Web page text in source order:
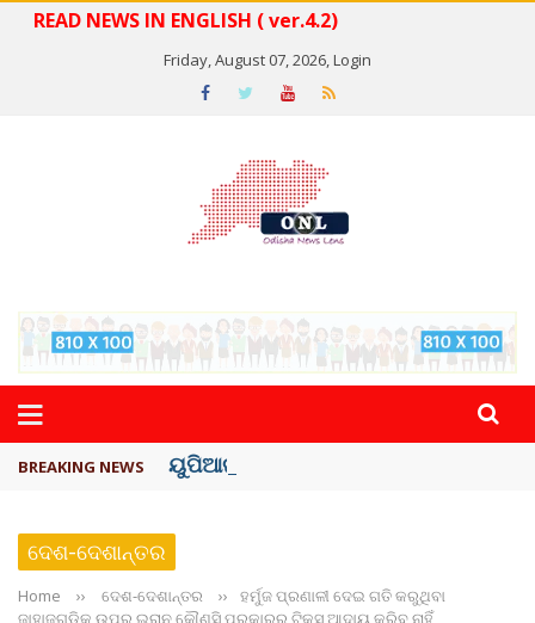
READ NEWS IN ENGLISH ( ver.4.2)
Friday, August 07, 2026,Login
BREAKING NEWS ୟୁପିଆଇ ଓ ଅନ୍ୟାନ୍ୟ ଡିଜିଟାଲ୍ ନେଣଦେଣ ...
ଦେଶ-ଦେଶାନ୍ତର
Home ›› ଦେଶ-ଦେଶାନ୍ତର ››
ହର୍ମୁଜ ପ୍ରଣାଳୀ ଦେଇ ଗତି କରୁଥିବା
ଜାହାଜଗୁଡ଼ିକ ଉପରୁ ଇରାନ କୌଣସି ପ୍ରକାରର ଟିକସ ଆଦାୟ କରିବ ନାହିଁ